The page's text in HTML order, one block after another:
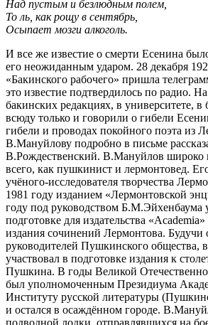
Над пустым и безлюдным полем,
То ль, как рощу в сентябрь,
Осыпает мозги алкоголь.
И все же известие о смерти Есенина
его неожиданным ударом. 28 декабря
«Бакинского рабочего» пришла
это известие подтвердилось по радио.
бакинских редакциях, в университете,
всюду только и говорили о гибели
гибели и проводах покойного поэта из
В.Мануйлову подробно в письме
В.Рождественский. В.Мануйлов широко
всего, как пушкинист и лермонтовед.
учёного-исследователя творчества
1981 году изданием «Лермонтовской
году под руководством Б.М.Эйхенбаума
подготовке для издательства
издания сочинений Лермонтова. Будучи
руководителей Пушкинского общества,
участвовал в подготовке издания к
Пушкина. В годы Великой
был уполномоченным Президиума
Институту русской литературы
и остался в осаждённом городе.
подводной лодки, отправлявшихся на